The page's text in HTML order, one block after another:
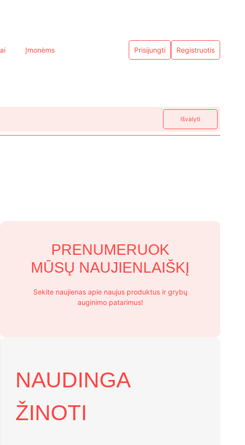
Įmonėms Prisijungti Registruotis
Išvalyti
PRENUMERUOK
MŪSŲ NAUJIENLAIŠKĮ
Sekite naujienas apie naujus produktus ir grybų
auginimo patarimus!
NAUDINGA
ŽINOTI